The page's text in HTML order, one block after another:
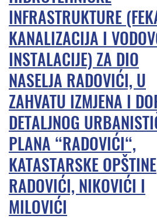
INFRASTRUKTURE
KANALIZACIJA I
INSTALACIJE) ZA DIO
NASELJA RADOVIĆI, U
ZAHVATU IZMJENA I
DETALJNOG
PLANA “RADOVIĆI“,
KATASTARSKE OPŠTINE
RADOVIĆI, NIKOVIĆI I
MILOVIĆI